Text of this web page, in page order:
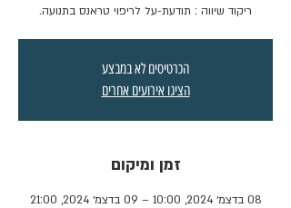
ריקוד שיווה : תודעת-על לריפוי טראנס בתנועה.
הכרטיסים לא במבצע
הציגו אירועים אחרים
זמן ומיקום
08 בדצמ׳ 2024, 10:00 – 09 בדצמ׳ 2024, 21:00